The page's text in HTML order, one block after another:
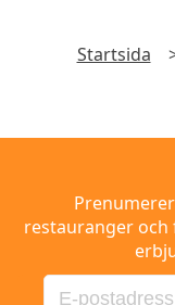
Startsida
restauranger och